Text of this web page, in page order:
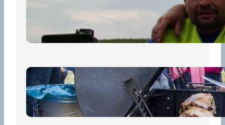
Bezpečnost na prvním místě
15 května, 2026
Pro diváky
30 dubna, 2026